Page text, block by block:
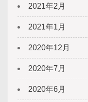
2021年2月
2021年1月
2020年12月
2020年7月
2020年6月